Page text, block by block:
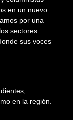
en un nuevo
por una
sectores
sus voces
en la región.